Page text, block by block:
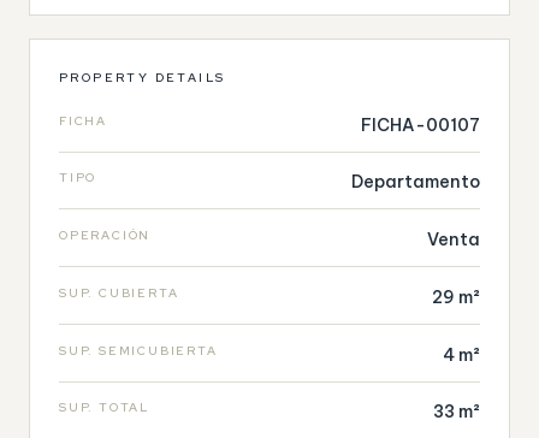
PROPERTY DETAILS
FICHA FICHA-00107
TIPO Departamento
OPERACIÓN Venta
SUP. CUBIERTA 29 m²
SUP. SEMICUBIERTA 4 m²
SUP. TOTAL 33 m²